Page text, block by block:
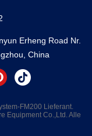
Erheng Road Nr.
China
FM200 Lieferant.
Equipment Co.,Ltd. Alle